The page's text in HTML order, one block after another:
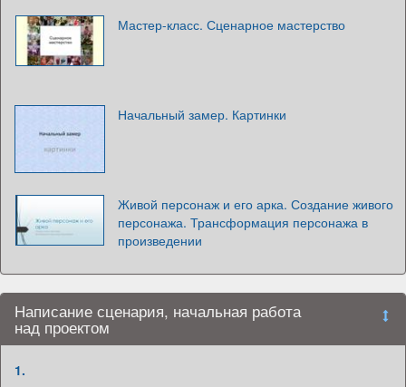
Мастер-класс. Сценарное мастерство
Начальный замер. Картинки
Живой персонаж и его арка. Создание живого
персонажа. Трансформация персонажа в
произведении
Написание сценария, начальная работа
над проектом
1.